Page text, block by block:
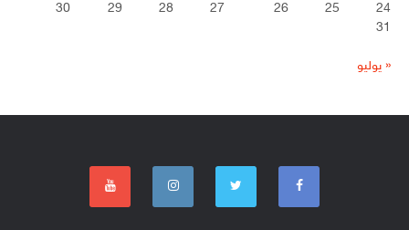
24
25
26
27
28
29
30
31
« يوليو